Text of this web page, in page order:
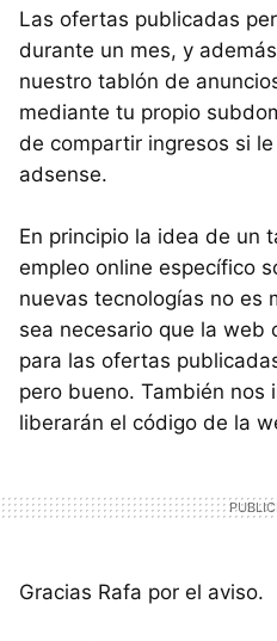
Las ofertas publicadas
durante un mes, y
nuestro tablón de
mediante tu propio
de compartir ingresos si
adsense.
En principio la idea de un
empleo online específico
nuevas tecnologías no es
sea necesario que la web
para las ofertas
pero bueno. También nos
liberarán el código de la
Gracias Rafa por el aviso.